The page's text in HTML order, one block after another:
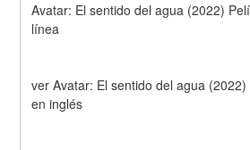
Avatar: El sentido del agua (2022)
línea
ver Avatar: El sentido del agua
en inglés